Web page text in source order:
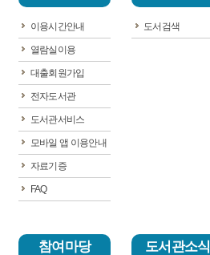
이용시간안내
열람실이용
대출회원가입
전자도서관
도서관서비스
모바일 앱 이용안내
자료기증
FAQ
도서검색
참여마당 도서관소식